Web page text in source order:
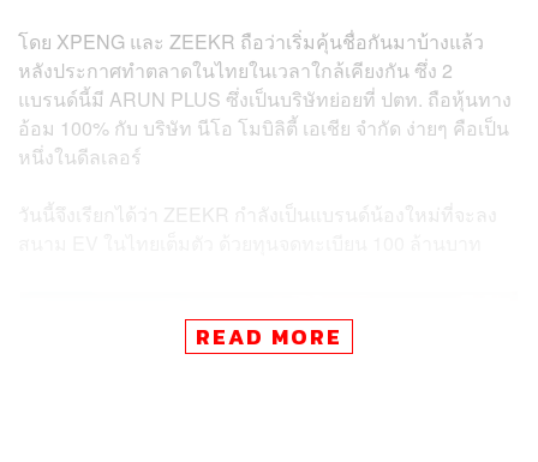
โดย XPENG และ ZEEKR ถือว่าเริ่มคุ้นชื่อกันมาบ้างแล้ว
หลังประกาศทำตลาดในไทยในเวลาใกล้เคียงกัน ซึ่ง 2
แบรนด์นี้มี ARUN PLUS ซึ่งเป็นบริษัทย่อยที่ ปตท. ถือหุ้นทาง
อ้อม 100% กับ บริษัท นีโอ โมบิลิตี้ เอเชีย จำกัด ง่ายๆ คือเป็น
หนึ่งในดีลเลอร์
วันนี้จึงเรียกได้ว่า ZEEKR กำลังเป็นแบรนด์น้องใหม่ที่จะลง
READ MORE